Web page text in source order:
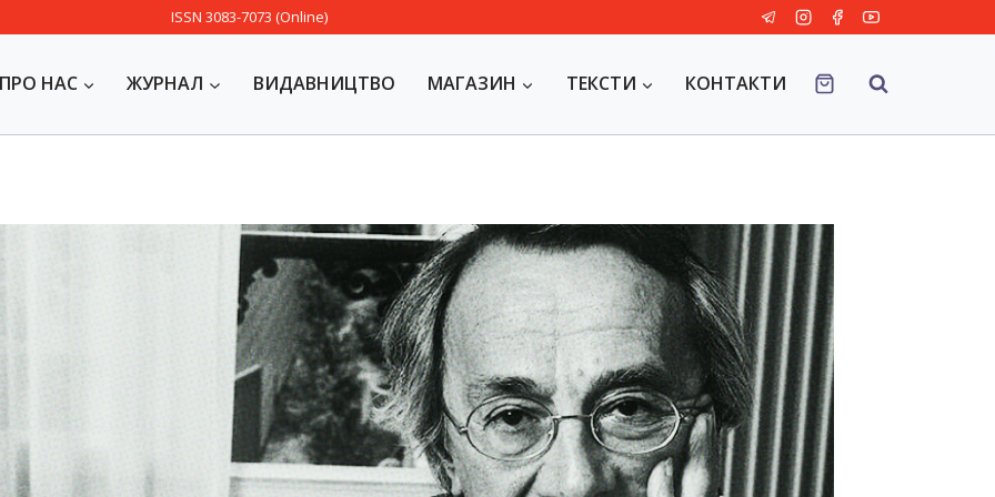
ISSN 3083-7073 (Online)
ПРО НАС ЖУРНАЛ ВИДАВНИЦТВО МАГАЗИН ТЕКСТИ КОНТАКТИ